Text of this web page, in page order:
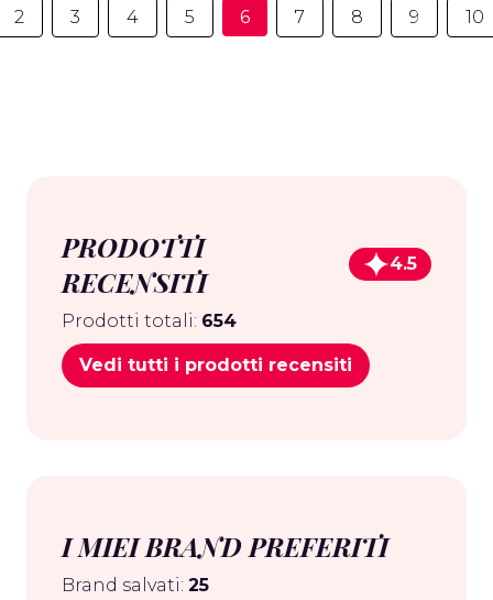
2 3 4 5 6 7 8 9 10
PRODOTTI
RECENSITI
4.5
Prodotti totali: 654
Vedi tutti i prodotti recensiti
I MIEI BRAND PREFERITI
Brand salvati: 25